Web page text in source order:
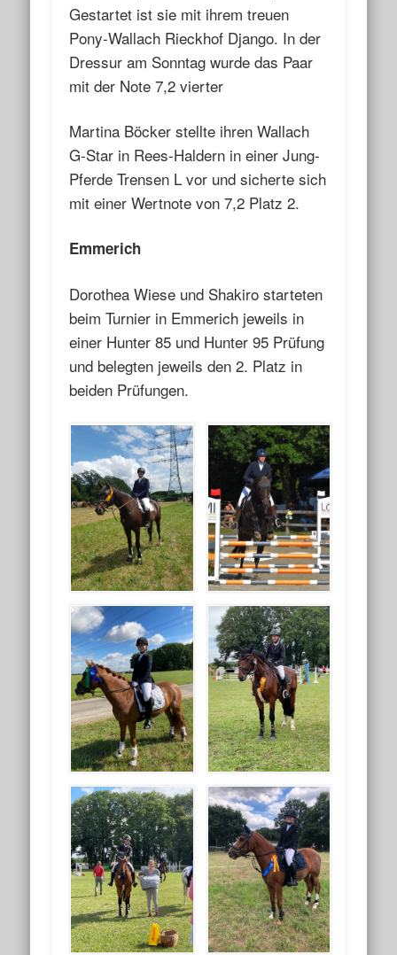
Gestartet ist sie mit ihrem treuen
Pony-Wallach Rieckhof Django. In der
Dressur am Sonntag wurde das Paar
mit der Note 7,2 vierter
Martina Böcker stellte ihren Wallach
G-Star in Rees-Haldern in einer Jung-
Pferde Trensen L vor und sicherte sich
mit einer Wertnote von 7,2 Platz 2.
Emmerich
Dorothea Wiese und Shakiro starteten
beim Turnier in Emmerich jeweils in
einer Hunter 85 und Hunter 95 Prüfung
und belegten jeweils den 2. Platz in
beiden Prüfungen.